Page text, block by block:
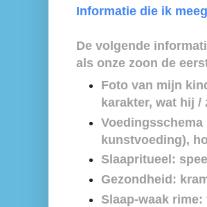
Informatie die ik
De volgende
als onze zoon de
Foto van mijn
karakter, wat hij
kunstvoeding),
Slaapritueel:
Gezondheid:
Slaap-waak